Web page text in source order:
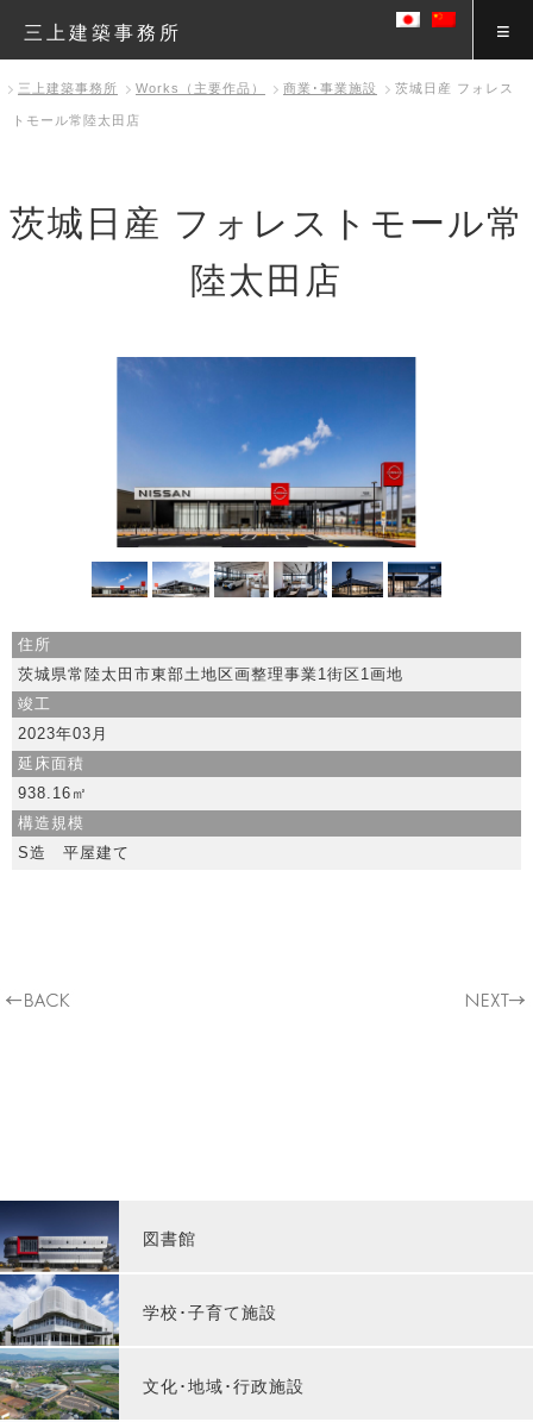
三上建築事務所
三上建築事務所 Works（主要作品） 商業･事業施設 茨城日産 フォレス
トモール常陸太田店
茨城日産 フォレストモール常
陸太田店
住所
茨城県常陸太田市東部土地区画整理事業1街区1画地
竣工
2023年03月
延床面積
938.16㎡
構造規模
S造 平屋建て
図書館
学校･子育て施設
文化･地域･行政施設